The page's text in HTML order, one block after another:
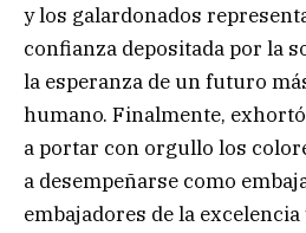
y los galardonados
confianza depositada por la
la esperanza de un futuro
humano. Finalmente,
a portar con orgullo los
a desempeñarse como
embajadores de la